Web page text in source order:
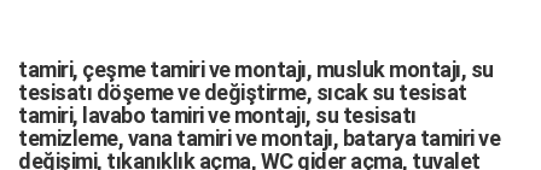
tamiri, çeşme tamirivemontajı, musluk montajı, su
tesisatı döşemeve değiştirme, sıcak su tesisat
tamiri, lavabo tamirivemontajı, su tesisatı
temizleme,vana tamirivemontajı, batarya tamirive
değişimi, tıkanıklık açma,WC gider açma, tuvalet